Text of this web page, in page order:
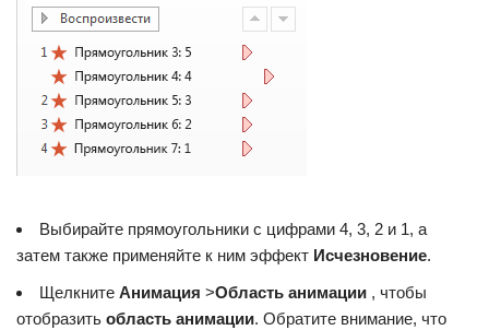
Выбирайте прямоугольники с цифрами 4, 3, 2 и 1, а
затем также применяйте к ним эффект Исчезновение.
Щелкните Анимация >Область анимации , чтобы
отобразить область анимации. Обратите внимание, что